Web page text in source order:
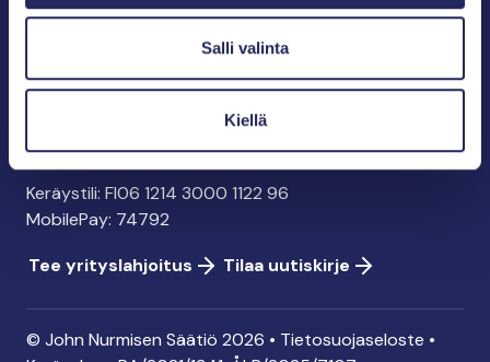
Salli valinta
Kiellä
info@jnfoundation.fi
Kaikki yhteystiedot
Tee lahjoitus
Keräystili: FI06 1214 3000 1122 96
MobilePay: 74792
Tee yrityslahjoitus
Tilaa uutiskirje
© John Nurmisen Säätiö 2026 • Tietosuojaseloste •